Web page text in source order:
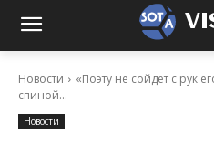
Новости
«Поэту не сойдет с рук
спиной...
Новости